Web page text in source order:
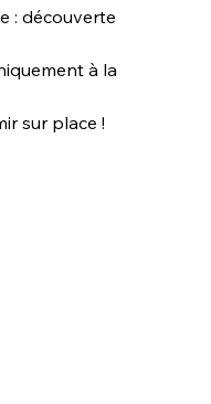
: découverte
à la
sur place !